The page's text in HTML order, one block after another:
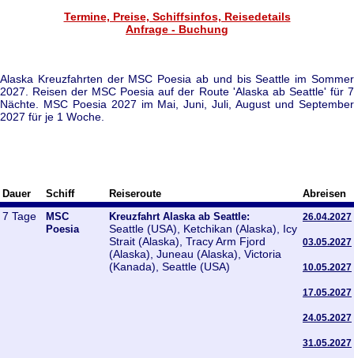
Termine, Preise, Schiffsinfos, Reisedetails
Anfrage - Buchung
Alaska Kreuzfahrten der MSC Poesia ab und bis Seattle im Sommer
2027. Reisen der MSC Poesia auf der Route 'Alaska ab Seattle' für 7
Nächte. MSC Poesia 2027 im Mai, Juni, Juli, August und September
2027 für je 1 Woche.
Dauer Schiff Reiseroute Abreisen
7 Tage
MSC
Poesia
Kreuzfahrt Alaska ab Seattle:
Seattle (USA), Ketchikan (Alaska), Icy
Strait (Alaska), Tracy Arm Fjord
(Alaska), Juneau (Alaska), Victoria
(Kanada), Seattle (USA)
26.04.2027
03.05.2027
10.05.2027
17.05.2027
24.05.2027
31.05.2027